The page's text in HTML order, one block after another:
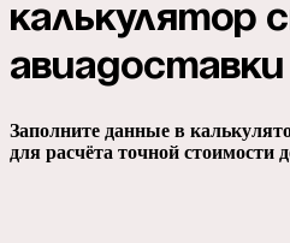
Калькулятор
Заполните данные в
для расчёта точной стоимости